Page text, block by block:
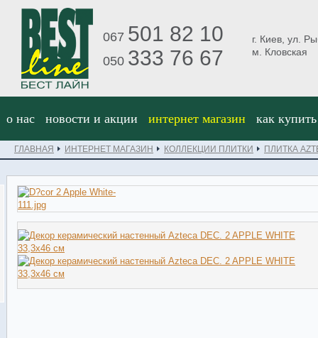
067 501 82 10
050 333 76 67
г. Киев, ул.
м. Кловская
о нас новости и акции интернет магазин как купить
ГЛАВНАЯ ИНТЕРНЕТ МАГАЗИН КОЛЛЕКЦИИ ПЛИТКИ ПЛИТКА